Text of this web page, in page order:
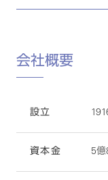
会社概要
設立
資本金 5億